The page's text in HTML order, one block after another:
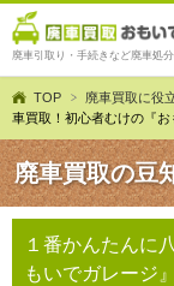
廃車引取り・手続きなど廃車処
TOP 廃車買取に役
車買取！初心者むけの『お
廃車買取の豆
１番かんたんに
もいでガレージ